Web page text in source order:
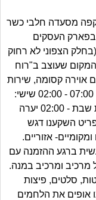
מסעדה חלבי כשר
העסקים
הצפוני לא רחוק
שעוצב ב"רוח
קסומה, שירות
לבבי ואוכל טעים וטרי. שעות פעילות: א'-ה': 07:00 - 02:00 שישי:
07:00 - עד כניסת שבת שבת: החל מיציאת שבת - 02:00 יערה
השקענו דגש
אזוריים.
ברגע ההזמנה עם
מרכיב ומרכיב במנה.
סלטים, פיצות
אופים את הלחמים